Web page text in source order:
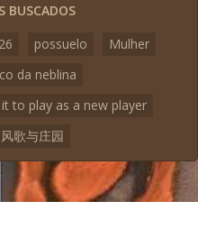
BUSCADOS
possuelo
Mulher
da neblina
to play as a new player
风歌与庄园